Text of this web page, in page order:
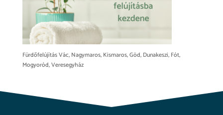
Fürdőfelújítás Vác, Nagymaros, Kismaros, Göd, Dunakeszi, Fót,
Mogyoród, Veresegyház